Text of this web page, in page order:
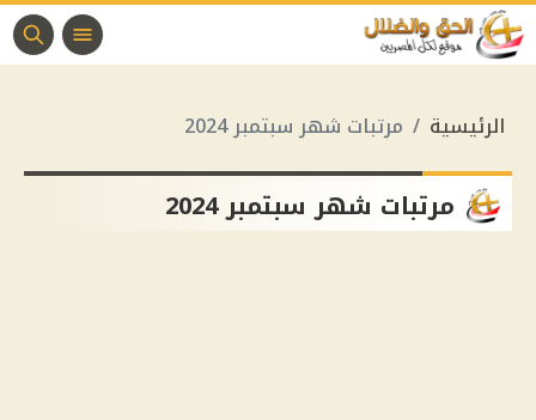
الرئيسية مرتبات شهر سبتمبر 2024
مرتبات شهر سبتمبر 2024